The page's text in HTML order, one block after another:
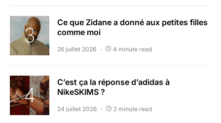
Ce que Zidane a donné aux petites filles
comme moi
26 juillet 2026 4 minute read
C’est ça la réponse d’adidas à
NikeSKIMS ?
24 juillet 2026 2 minute read